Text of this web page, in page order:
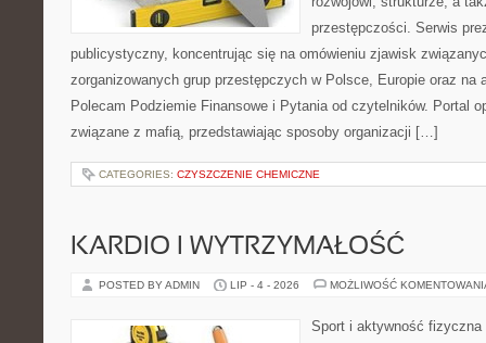
przestępczości. Serwis
publicystyczny, koncentrując się na omówieniu zjawisk
zorganizowanych grup przestępczych w Polsce, Europie oraz na
Polecam Podziemie Finansowe i Pytania od czytelników. Portal
związane z mafią, przedstawiając sposoby organizacji […]
CATEGORIES: CZYSZCZENIE CHEMICZNE
KARDIO I WYTRZYMAŁOŚĆ
POSTED BY ADMIN LIP - 4 - 2026 MOŻLIWOŚĆ
Sport i aktywność